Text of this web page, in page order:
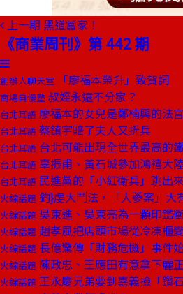
上一期 黑道當家！
《商業周刊》第 442 期
創辦人聊天室 「廖福本榮升」致賀詞
商場自慢塾 叔姪永遠不分家？
台北耳語 廖福本的女兒是鄭楠興的法官
台北耳語 蔡鎮宇賠了夫人又折兵
台北耳語 台北可能出現全世界最高的
台北耳語 辜振甫、黃石城參加鴻禧大
台北耳語 民進黨的「小紅衛兵」跳出
火線話題 釣}虔大鬥法，「人蔘案」大
火線話題 吳東進、吳東亮為一顆印鑑
火線話題 趙孝風把店頭市場從冷凍櫃
火線話題 長億驚傳「財務危機」事件
火線話題 陳政忠、王應田有意拿下麗
火線話題 王永慶兄弟要到嘉義撿「鑽石